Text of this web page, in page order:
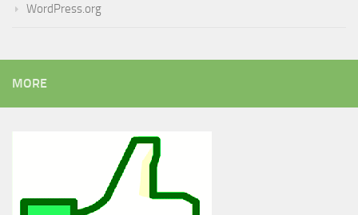
WordPress.org
MORE